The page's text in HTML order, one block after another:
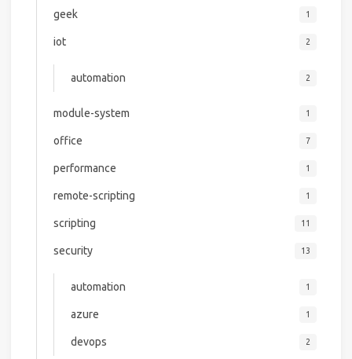
geek 1
iot 2
automation 2
module-system 1
office 7
performance 1
remote-scripting 1
scripting 11
security 13
automation 1
azure 1
devops 2